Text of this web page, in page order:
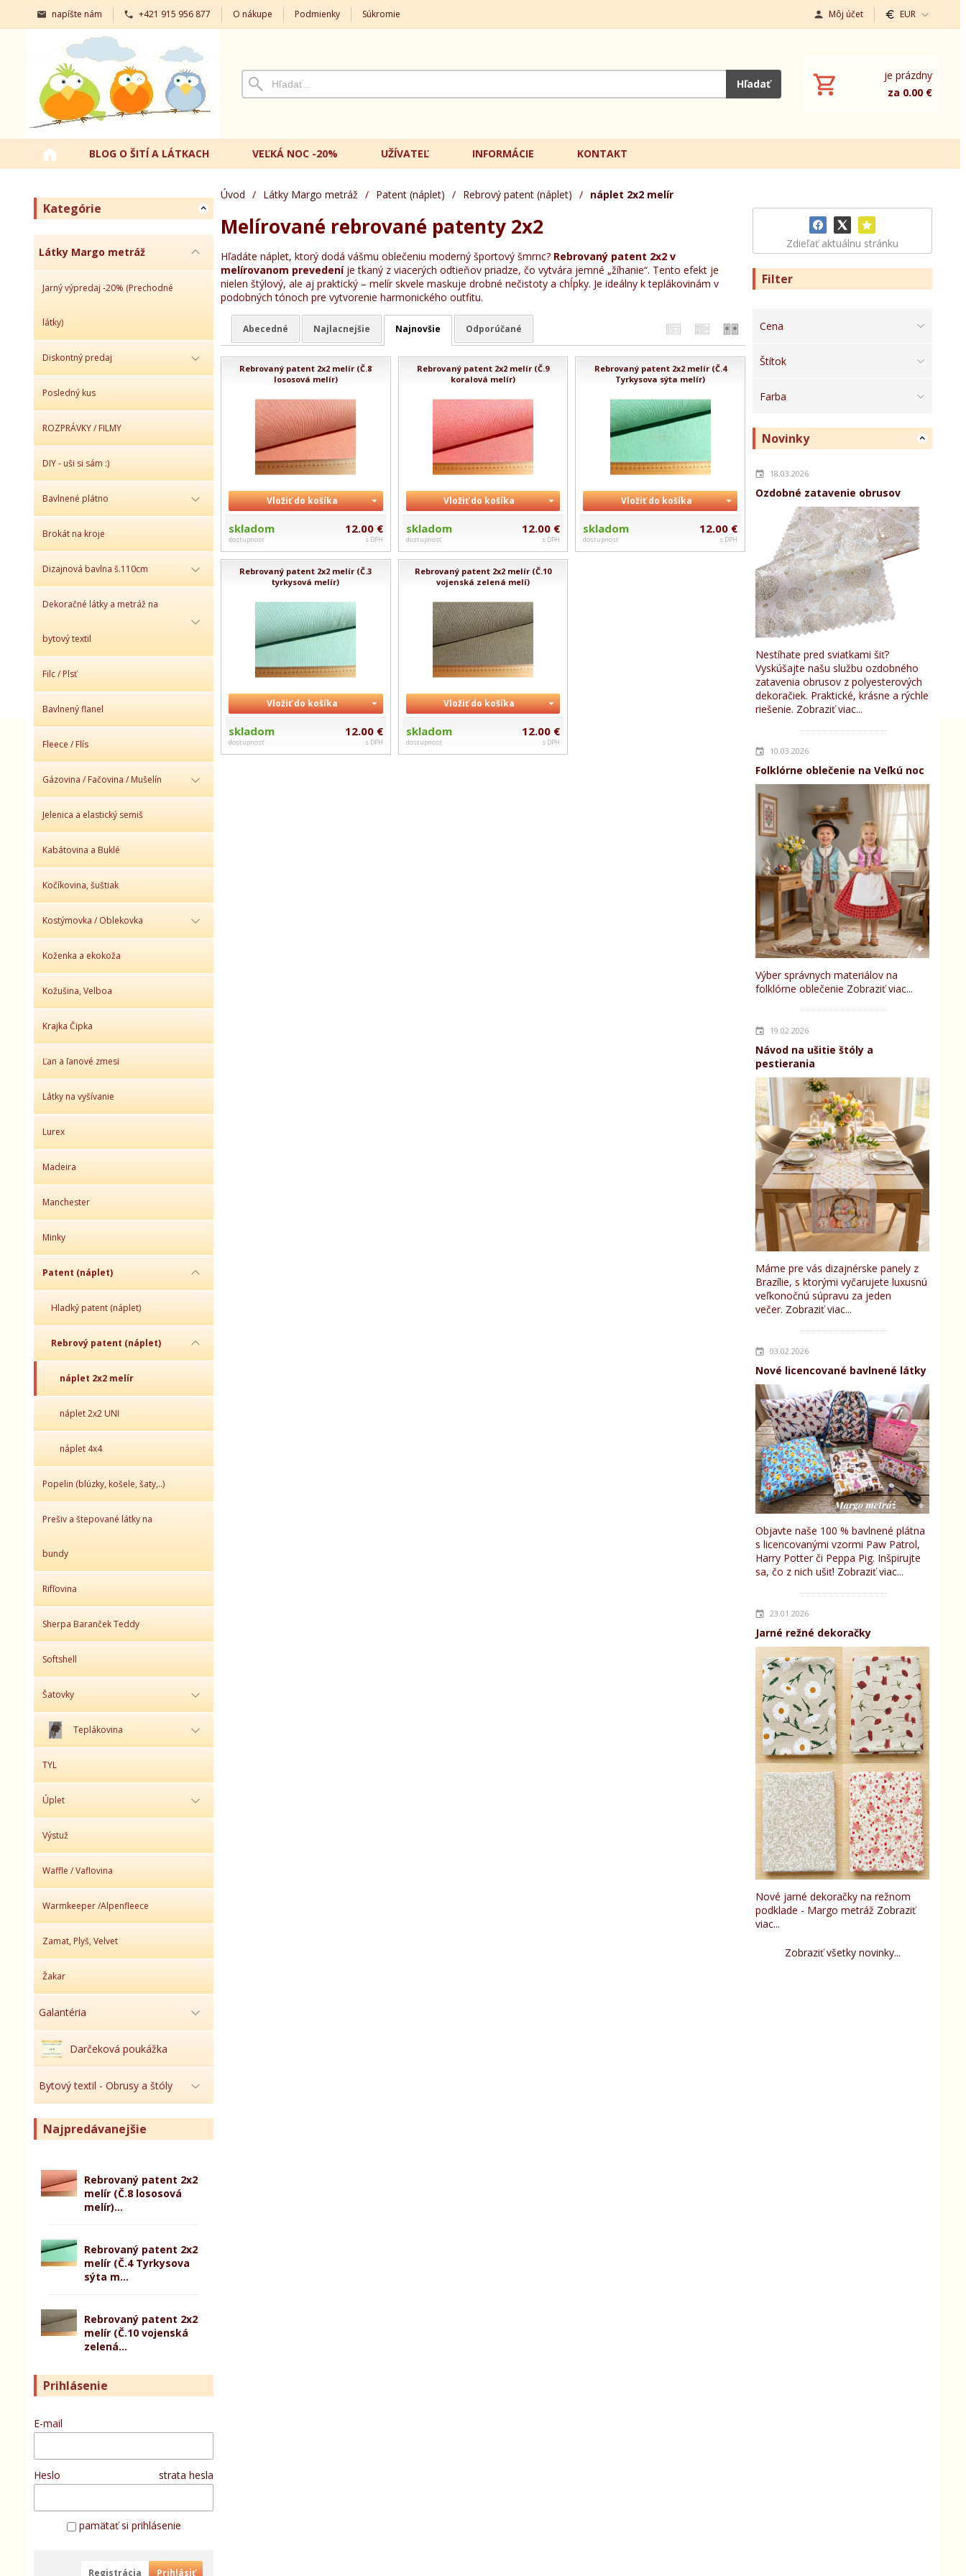
napíšte nám +421 915 956 877 O nákupe Podmienky Súkromie Môj účet EUR
Hľadať
je prázdny
za 0.00 €
BLOG O ŠITÍ A LÁTKACH VEĽKÁ NOC -20% UŽÍVATEĽ INFORMÁCIE KONTAKT
Kategórie
Látky Margo metráž
Jarný výpredaj -20% (Prechodné
látky)
Diskontný predaj
Posledný kus
ROZPRÁVKY / FILMY
DIY - uši si sám :)
Bavlnené plátno
Brokát na kroje
Dizajnová bavlna š.110cm
Dekoračné látky a metráž na
bytový textil
Filc / Plsť
Bavlnený flanel
Fleece / Flís
Gázovina / Fačovina / Mušelín
Jelenica a elastický semiš
Kabátovina a Buklé
Kočíkovina, šuštiak
Kostýmovka / Oblekovka
Koženka a ekokoža
Kožušina, Velboa
Krajka Čipka
Ľan a ľanové zmesi
Látky na vyšívanie
Lurex
Madeira
Manchester
Minky
Patent (náplet)
Hladký patent (náplet)
Rebrový patent (náplet)
náplet 2x2 melír
náplet 2x2 UNI
náplet 4x4
Popelin (blúzky, košele, šaty,..)
Prešiv a štepované látky na
bundy
Rifľovina
Sherpa Baranček Teddy
Softshell
Šatovky
Teplákovina
TYL
Úplet
Výstuž
Waffle / Vaflovina
Warmkeeper /Alpenfleece
Zamat, Plyš, Velvet
Žakar
Galantéria
Darčeková poukážka
Bytový textil - Obrusy a štóly
Najpredávanejšie
Rebrovaný patent 2x2
melír (Č.8 lososová
melír)...
Rebrovaný patent 2x2
melír (Č.4 Tyrkysova
sýta m...
Rebrovaný patent 2x2
melír (Č.10 vojenská
zelená...
Prihlásenie
E-mail
Heslo strata hesla
pamätať si prihlásenie
Registrácia Prihlásiť
Zdieľať aktuálnu stránku
Filter
Cena
Štítok
Farba
Novinky
18.03.2026
Ozdobné zatavenie obrusov
Nestíhate pred sviatkami šiť?
Vyskúšajte našu službu ozdobného
zatavenia obrusov z polyesterových
dekoračiek. Praktické, krásne a rýchle
riešenie. Zobraziť viac...
10.03.2026
Folklórne oblečenie na Veľkú noc
Výber správnych materiálov na
folklórne oblečenie Zobraziť viac...
19.02.2026
Návod na ušitie štóly a
pestierania
Máme pre vás dizajnérske panely z
Brazílie, s ktorými vyčarujete luxusnú
veľkonočnú súpravu za jeden
večer. Zobraziť viac...
03.02.2026
Nové licencované bavlnené látky
Objavte naše 100 % bavlnené plátna
s licencovanými vzormi Paw Patrol,
Harry Potter či Peppa Pig. Inšpirujte
sa, čo z nich ušiť! Zobraziť viac...
23.01.2026
Jarné režné dekoračky
Nové jarné dekoračky na režnom
podklade - Margo metráž Zobraziť
viac...
Zobraziť všetky novinky...
Úvod / Látky Margo metráž / Patent (náplet) / Rebrový patent (náplet) / náplet 2x2 melír
Melírované rebrované patenty 2x2
Hľadáte náplet, ktorý dodá vášmu oblečeniu moderný športový šmrnc? Rebrovaný patent 2x2 v
melírovanom prevedeníje tkaný z viacerých odtieňov priadze, čo vytvára jemné „žíhanie“. Tento efekt je
nielen štýlový, ale aj praktický – melír skvele maskuje drobné nečistoty a chĺpky. Je ideálny k teplákovinám v
podobných tónoch pre vytvorenie harmonického outfitu.
Abecedné Najlacnejšie Najnovšie Odporúčané
Rebrovaný patent 2x2 melír (Č.8
lososová melír)
Vložiť do košíka
skladom
dostupnosť
12.00 €
s DPH
Rebrovaný patent 2x2 melír (Č.9
koralová melír)
Vložiť do košíka
skladom
dostupnosť
12.00 €
s DPH
Rebrovaný patent 2x2 melír (Č.4
Tyrkysova sýta melír)
Vložiť do košíka
skladom
dostupnosť
12.00 €
s DPH
Rebrovaný patent 2x2 melír (Č.3
tyrkysová melír)
Vložiť do košíka
skladom
dostupnosť
12.00 €
s DPH
Rebrovaný patent 2x2 melír (Č.10
vojenská zelená melí)
Vložiť do košíka
skladom
dostupnosť
12.00 €
s DPH